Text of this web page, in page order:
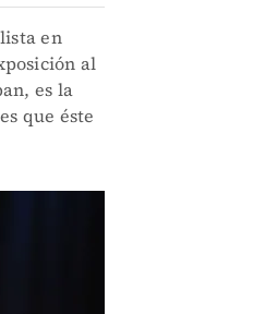
en
al
es la
que éste